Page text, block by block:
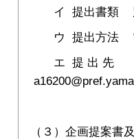
イ 提出書類 別
ウ 提出方法
エ 提 出 先
（３）企画提案書